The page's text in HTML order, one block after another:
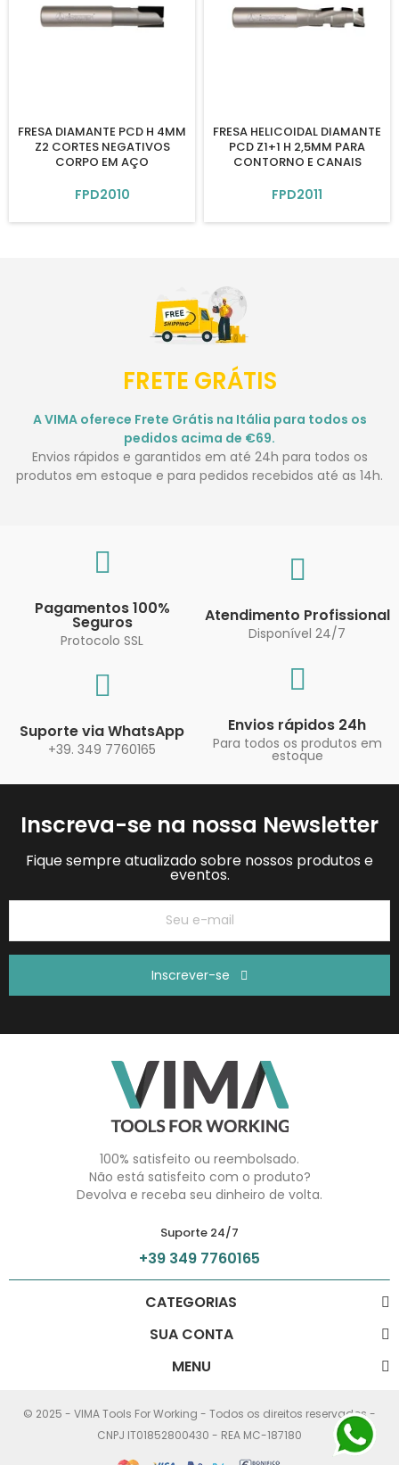
FRESA DIAMANTE PCD H 4MM
Z2 CORTES NEGATIVOS
CORPO EM AÇO
FPD2010
FRESA HELICOIDAL DIAMANTE
PCD Z1+1 H 2,5MM PARA
CONTORNO E CANAIS
FPD2011
FRETE GRÁTIS
A VIMA oferece Frete Grátis na Itália para todos os
pedidos acima de €69.
Envios rápidos e garantidos em até 24h para todos os
produtos em estoque e para pedidos recebidos até as 14h.
Pagamentos 100%
Seguros
Protocolo SSL
Atendimento Profissional
Disponível 24/7
Suporte via WhatsApp
+39. 349 7760165
Envios rápidos 24h
Para todos os produtos em
estoque
Inscreva-se na nossa Newsletter
Fique sempre atualizado sobre nossos produtos e
eventos.
Inscrever-se
100% satisfeito ou reembolsado.
Não está satisfeito com o produto?
Devolva e receba seu dinheiro de volta.
Suporte 24/7
+39 349 7760165
CATEGORIAS
SUA CONTA
MENU
© 2025 - VIMA Tools For Working - Todos os direitos reservados -
CNPJ IT01852800430 - REA MC-187180